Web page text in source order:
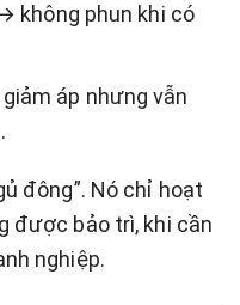
không phun khi có
áp nhưng vẫn
đông”. Nó chỉ hoạt
được bảo trì, khi cần
nghiệp.